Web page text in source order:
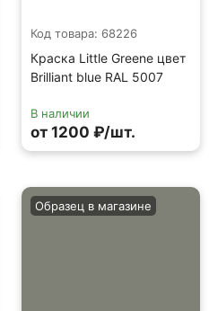
Код товара: 68226
Краска Little Greene цвет
Brilliant blue RAL 5007
В наличии
от 1200 ₽/шт.
Образец в магазине